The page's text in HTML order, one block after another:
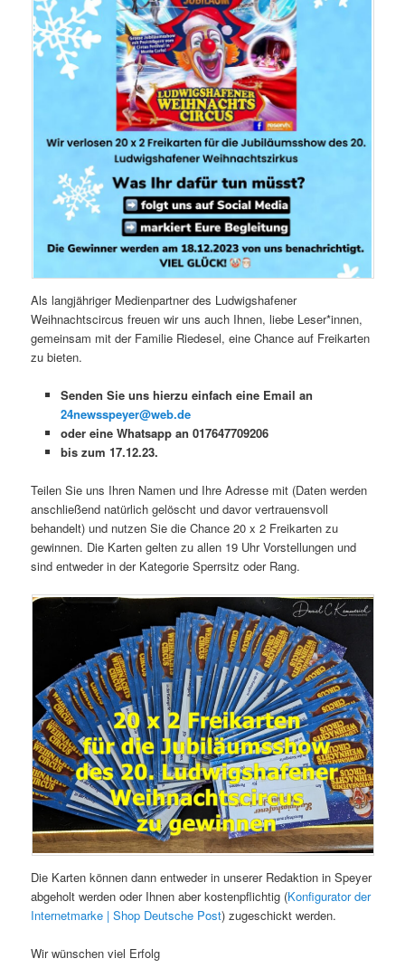
Als langjähriger Medienpartner des Ludwigshafener
Weihnachtscircus freuen wir uns auch Ihnen, liebe Leser*innen,
gemeinsam mit der Familie Riedesel, eine Chance auf Freikarten
zu bieten.
Senden Sie uns hierzu einfach eine Email an
24newsspeyer@web.de
oder eine Whatsapp an 017647709206
bis zum 17.12.23.
Teilen Sie uns Ihren Namen und Ihre Adresse mit (Daten werden
anschließend natürlich gelöscht und davor vertrauensvoll
behandelt) und nutzen Sie die Chance 20 x 2 Freikarten zu
gewinnen. Die Karten gelten zu allen 19 Uhr Vorstellungen und
sind entweder in der Kategorie Sperrsitz oder Rang.
Die Karten können dann entweder in unserer Redaktion in Speyer
abgeholt werden oder Ihnen aber kostenpflichtig (Konfigurator der
Internetmarke | Shop Deutsche Post) zugeschickt werden.
Wir wünschen viel Erfolg